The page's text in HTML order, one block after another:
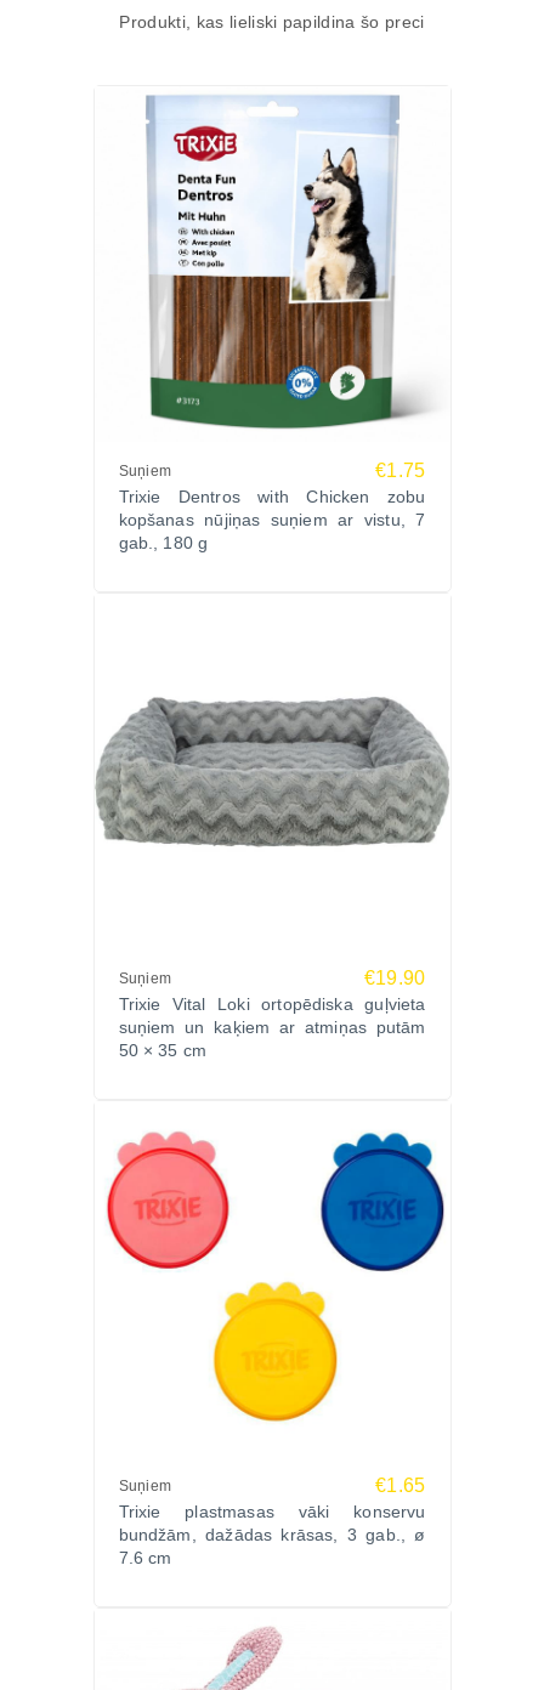
aportēšanas un kopīgām āra rotaļām.
ērtākai mēšanai suņiem.
Ražotājs: Trixie, Vācija
Produkti, kas lieliski papildina šo preci
Suņiem €1.75
Trixie Dentros with Chicken zobu
kopšanas nūjiņas suņiem ar vistu, 7
gab., 180 g
Suņiem €19.90
Trixie Vital Loki ortopēdiska guļvieta
suņiem un kaķiem ar atmiņas putām
50 × 35 cm
Suņiem €1.65
Trixie plastmasas vāki konservu
bundžām, dažādas krāsas, 3 gab., ø
7.6 cm